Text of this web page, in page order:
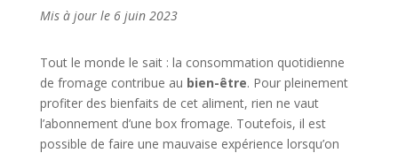
Mis à jour le 6 juin 2023
Tout le monde le sait : la consommation quotidienne
de fromage contribue au bien-être. Pour pleinement
profiter des bienfaits de cet aliment, rien ne vaut
l’abonnement d’une box fromage. Toutefois, il est
possible de faire une mauvaise expérience lorsqu’on